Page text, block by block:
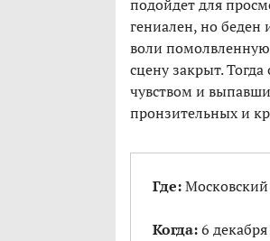
подойдет для
гениален, но беден
воли
сцену закрыт.
чувством и
пронзительных и
Где:
Когда:6